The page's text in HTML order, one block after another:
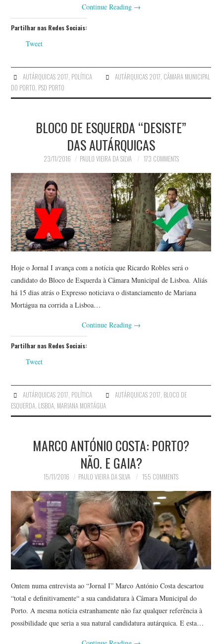
Continue Reading →
Partilhar nas Redes Sociais:
Tweet
AUTÁRQUICAS 2017, POLÍTICA AUTÁRQUICAS 2017, CÂMARA MUNICIPAL
DO PORTO, PSD PORTO
BLOCO DE ESQUERDA “DESISTE”
DAS AUTÁRQUICAS
23/11/2016 PAULO VIEIRA DA SILVA 173 COMMENTS
Hoje o Jornal I avança com a notícia que Ricardo Robles será o
candidato do Bloco de Esquerda à Câmara Municipal de Lisboa. Aliás
há 15 dias atrás o Expresso noticiava o distanciamento de Mariana
Mortágua na corrida a Lisboa…
Continue Reading →
Partilhar nas Redes Sociais:
Tweet
AUTÁRQUICAS 2017, POLÍTICA AUTÁRQUICAS 2017, BLOCO DE
ESQUERDA, LISBOA, MARIANA MORTÁGUA
MARCO ANTÓNIO COSTA: PORTO?
NÃO. E GAIA?
15/11/2016 PAULO VIEIRA DA SILVA 155 COMMENTS
Ontem numa entrevista ao “Jornal I” Marco António Costa descartou
“total e definitivamente“ a sua candidatura à Câmara Municipal do
Porto. A mesma notícia estranhamente não faz qualquer referência à
possibilidade que seria a sua natural candidatura autárquica. E esta…